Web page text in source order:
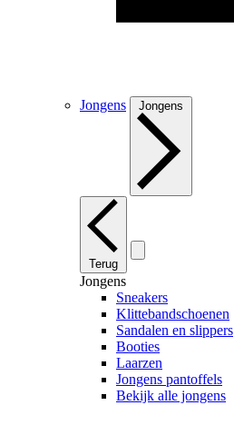
Jongens Jongens
Terug
Jongens
Sneakers
Klittebandschoenen
Sandalen en slippers
Booties
Laarzen
Jongens pantoffels
Bekijk alle jongens